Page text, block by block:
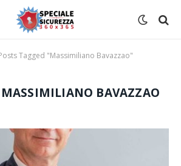
Tagged "Massimiliano Bavazzao"
MASSIMILIANO BAVAZZAO